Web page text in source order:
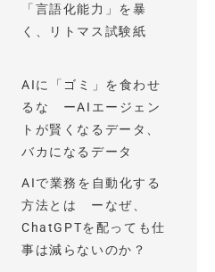
「言語化能力」を暴
く、リトマス試験紙
AIに「ゴミ」を食わせ
るな ーAIエージェン
トが賢くなるデータ、
バカになるデータ
AIで業務を自動化する
方法とは ーなぜ、
ChatGPTを配っても仕
事は減らないのか？